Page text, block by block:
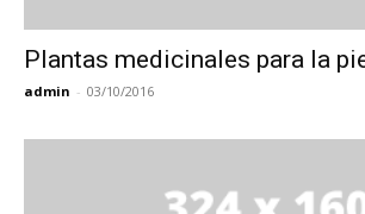
Plantas medicinales para la
admin - 03/10/2016